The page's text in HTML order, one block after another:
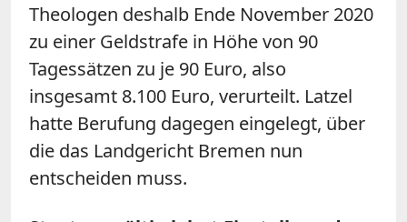
Theologen deshalb Ende November 2020
zu einer Geldstrafe in Höhe von 90
Tagessätzen zu je 90 Euro, also
insgesamt 8.100 Euro, verurteilt. Latzel
hatte Berufung dagegen eingelegt, über
die das Landgericht Bremen nun
entscheiden muss.